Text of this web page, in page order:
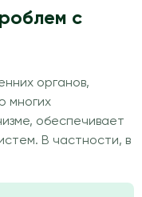
с
органов,
многих
обеспечивает
В частности, в